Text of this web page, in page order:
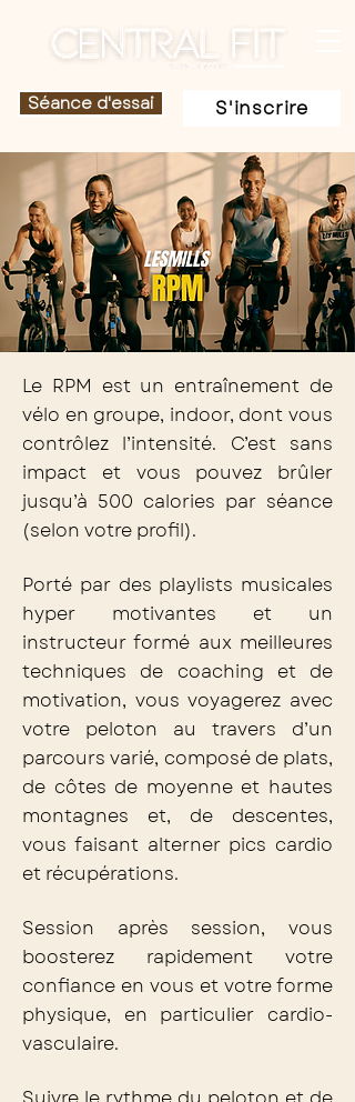
Séance d'essai S'inscrire
LESMILLS
RPM
Le RPM est un entraînement de
vélo en groupe, indoor, dont vous
contrôlez l’intensité. C’est sans
impact et vous pouvez brûler
jusqu’à 500 calories par séance
(selon votre profil).
Porté par des playlists musicales
hyper motivantes et un
instructeur formé aux meilleures
techniques de coaching et de
motivation, vous voyagerez avec
votre peloton au travers d’un
parcours varié, composé de plats,
de côtes de moyenne et hautes
montagnes et, de descentes,
vous faisant alterner pics cardio
et récupérations.
Session après session, vous
boosterez rapidement votre
confiance en vous et votre forme
physique, en particulier cardio-
vasculaire.